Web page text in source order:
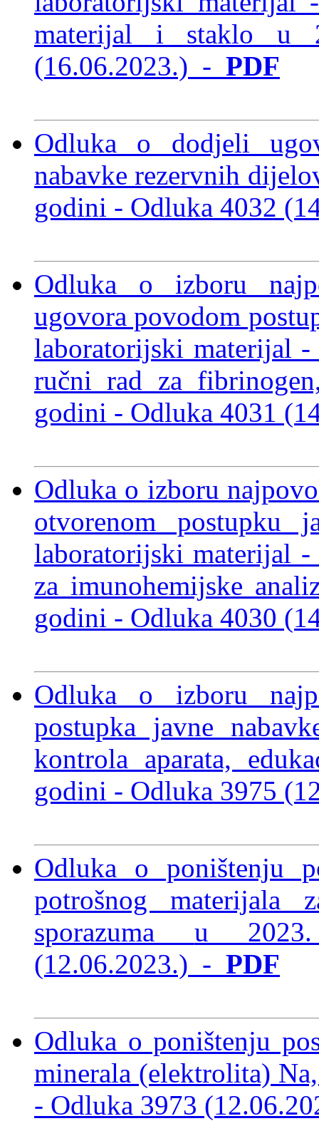
materijal i staklo u
(16.06.2023.) - PDF
Odluka o dodjeli
nabavke rezervnih
godini - Odluka 4032
Odluka o izboru
ugovora povodom
laboratorijski materijal
ručni rad za
godini - Odluka 4031
Odluka o izboru
otvorenom postupku
laboratorijski materijal
za imunohemijske
godini - Odluka 4030
Odluka o izboru
postupka javne
kontrola aparata,
godini - Odluka 3975
Odluka o poništenju
potrošnog materijala
sporazuma u
(12.06.2023.) - PDF
Odluka o poništenju
minerala (elektrolita)
- Odluka 3973